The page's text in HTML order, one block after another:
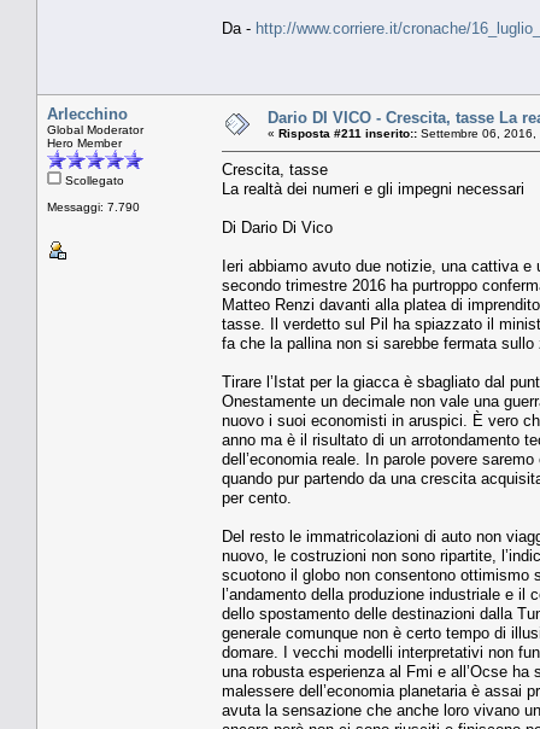
Da - http://www.corriere.it/cronache/
Arlecchino
Global Moderator
Hero Member
Scollegato
Messaggi: 7.790
Dario DI VICO - Crescita, tasse La
« Risposta #211 inserito:: Settembre 06,
Crescita, tasse
La realtà dei numeri e gli impegni necessari
Di Dario Di Vico
Ieri abbiamo avuto due notizie, una cattiva
secondo trimestre 2016 ha purtroppo
Matteo Renzi davanti alla platea di
tasse. Il verdetto sul Pil ha spiazzato il
fa che la pallina non si sarebbe fermata sullo
Tirare l’Istat per la giacca è sbagliato dal
Onestamente un decimale non vale una
nuovo i suoi economisti in aruspici. È vero
anno ma è il risultato di un arrotondamento
dell’economia reale. In parole povere
quando pur partendo da una crescita
per cento.
Del resto le immatricolazioni di auto non
nuovo, le costruzioni non sono ripartite,
scuotono il globo non consentono ottimismo
l’andamento della produzione industriale e
dello spostamento delle destinazioni dalla
generale comunque non è certo tempo di
domare. I vecchi modelli interpretativi non
una robusta esperienza al Fmi e all’Ocse
malessere dell’economia planetaria è assai
avuta la sensazione che anche loro vivano